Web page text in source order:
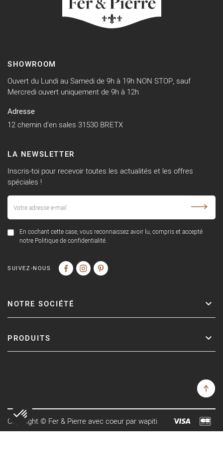
SHOWROOM
Ouvert du Lundi au Samedi de 9h à 19h NON STOP, sauf
Mercredi ouvert uniquement de 9h à 12h
Adresse
12 chemin d'en sales 31530 BRETX
LA NEWSLETTER
Inscris-toi pour recevoir toutes les actualités et les offres
spéciales !
En cochant cette case, vous reconnaissez avoir lu, compris et accepté
notre Politique de confidentialité.
SUIVEZ-NOUS
NOTRE SOCIÉTÉ
PRODUITS
Copyright © Fer & Pierre avec coeur par wapiti